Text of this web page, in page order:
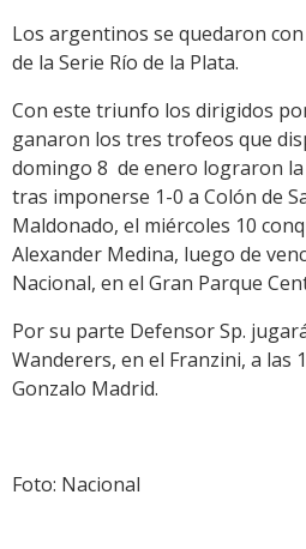
Los argentinos se quedaron
de la Serie Río de la Plata.
Con este triunfo los dirigidos
ganaron los tres trofeos que
domingo 8 de enero lograron
tras imponerse 1-0 a Colón de
Maldonado, el miércoles 10
Alexander Medina, luego de
Nacional, en el Gran Parque
Por su parte Defensor Sp.
Wanderers, en el Franzini, a las
Gonzalo Madrid.
Foto: Nacional